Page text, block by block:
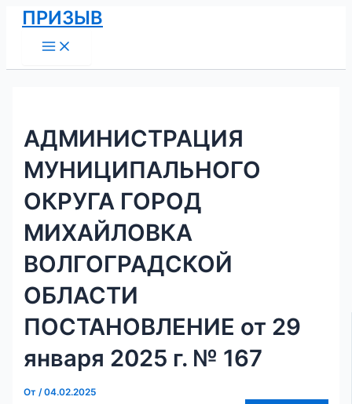
Перейти
содержимому
ПРИЗЫВ
Menu
АДМИНИСТРАЦИЯ
МУНИЦИПАЛЬНОГО
ОКРУГА ГОРОД
МИХАЙЛОВКА
ВОЛГОГРАДСКОЙ
ОБЛАСТИ
ПОСТАНОВЛЕНИЕ от 29
января 2025 г. № 167
От/04.02.2025
Навигация
по
записям